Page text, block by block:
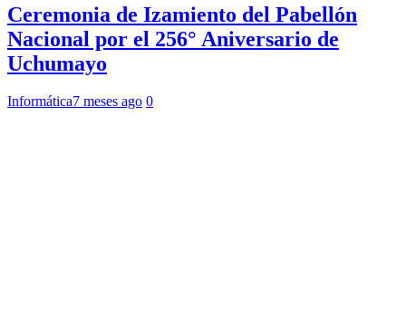
Ceremonia de Izamiento del Pabellón
Nacional por el 256° Aniversario de
Uchumayo
Informática7 meses ago 0